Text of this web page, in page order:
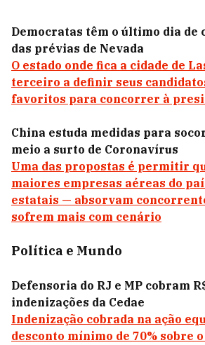
Democratas têm o último dia de
das prévias de Nevada
O estado onde fica a cidade de
terceiro a definir seus
favoritos para concorrer à
China estuda medidas para
meio a surto de Coronavírus
Uma das propostas é permitir
maiores empresas aéreas do
estatais — absorvam
sofrem mais com cenário
Política e Mundo
Defensoria do RJ e MP cobram
indenizações da Cedae
Indenização cobrada na ação
desconto mínimo de 70% sobre